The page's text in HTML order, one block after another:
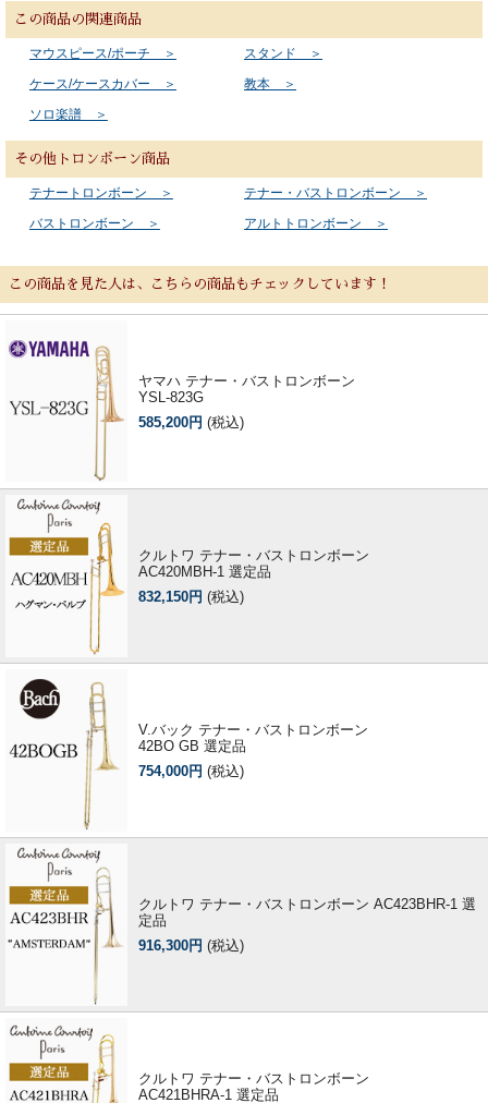
この商品の関連商品
マウスピース/ポーチ ＞
スタンド ＞
ケース/ケースカバー ＞
教本 ＞
ソロ楽譜 ＞
その他トロンボーン商品
テナートロンボーン ＞
テナー・バストロンボーン ＞
バストロンボーン ＞
アルトトロンボーン ＞
この商品を見た人は、こちらの商品もチェックしています！
ヤマハ テナー・バストロンボーン
YSL-823G
585,200円 (税込)
クルトワ テナー・バストロンボーン
AC420MBH-1 選定品
832,150円 (税込)
V.バック テナー・バストロンボーン
42BO GB 選定品
754,000円 (税込)
クルトワ テナー・バストロンボーン AC423BHR-1 選
定品
916,300円 (税込)
クルトワ テナー・バストロンボーン
AC421BHRA-1 選定品